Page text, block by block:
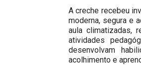
A creche recebeu
moderna, segura e
aula climatizadas,
atividades
desenvolvam
acolhimento e